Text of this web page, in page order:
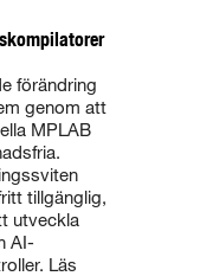
förändring
genom att
MPLAB
tillgänglig,
utveckla
AI-
Läs